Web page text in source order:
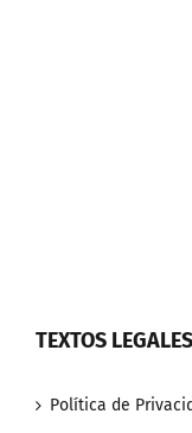
TEXTOS LEGALES
Política de